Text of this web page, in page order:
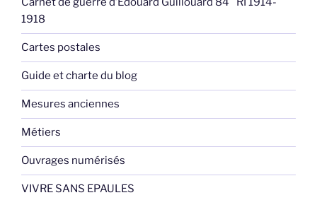
1918
Cartes postales
Guide et charte du blog
Mesures anciennes
Métiers
Ouvrages numérisés
VIVRE SANS EPAULES